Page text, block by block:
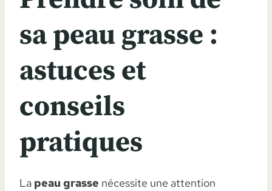
sa peau grasse :
astuces et
conseils
pratiques
La peau grasse nécessite une attention